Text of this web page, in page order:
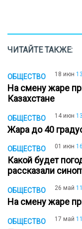
ЧИТАЙТЕ ТАКЖЕ:
ОБЩЕСТВО 18 июн
На смену жаре
Казахстане
ОБЩЕСТВО 14 июн
Жара до 40
ОБЩЕСТВО 01 июн
Какой будет
рассказали
ОБЩЕСТВО 26 май
На смену жаре
ОБЩЕСТВО 17 май